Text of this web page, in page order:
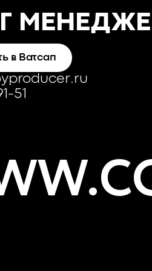
в Ватсап
51